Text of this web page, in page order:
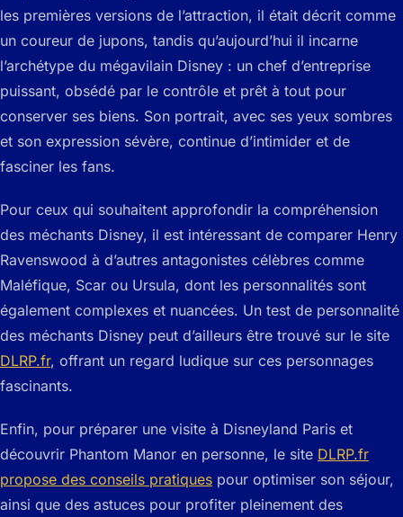
les premières versions de l’attraction, il était décrit comme
un coureur de jupons, tandis qu’aujourd’hui il incarne
l’archétype du mégavilain Disney : un chef d’entreprise
puissant, obsédé par le contrôle et prêt à tout pour
conserver ses biens. Son portrait, avec ses yeux sombres
et son expression sévère, continue d’intimider et de
fasciner les fans.
Pour ceux qui souhaitent approfondir la compréhension
des méchants Disney, il est intéressant de comparer Henry
Ravenswood à d’autres antagonistes célèbres comme
Maléfique, Scar ou Ursula, dont les personnalités sont
également complexes et nuancées. Un test de personnalité
des méchants Disney peut d’ailleurs être trouvé sur le site
DLRP.fr, offrant un regard ludique sur ces personnages
fascinants.
Enfin, pour préparer une visite à Disneyland Paris et
découvrir Phantom Manor en personne, le site DLRP.fr
propose des conseils pratiques pour optimiser son séjour,
ainsi que des astuces pour profiter pleinement des